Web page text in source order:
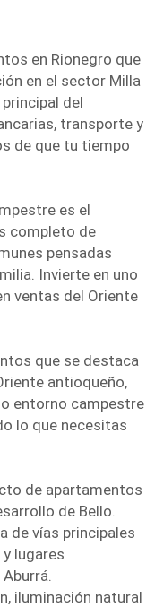
en Rionegro que
en el sector Milla
del
transporte y
de que tu tiempo
es el
completo de
pensadas
Invierte en uno
ventas del Oriente
que se destaca
antioqueño,
entorno campestre
lo que necesitas
de apartamentos
de Bello.
de vías principales
lugares
iluminación natural